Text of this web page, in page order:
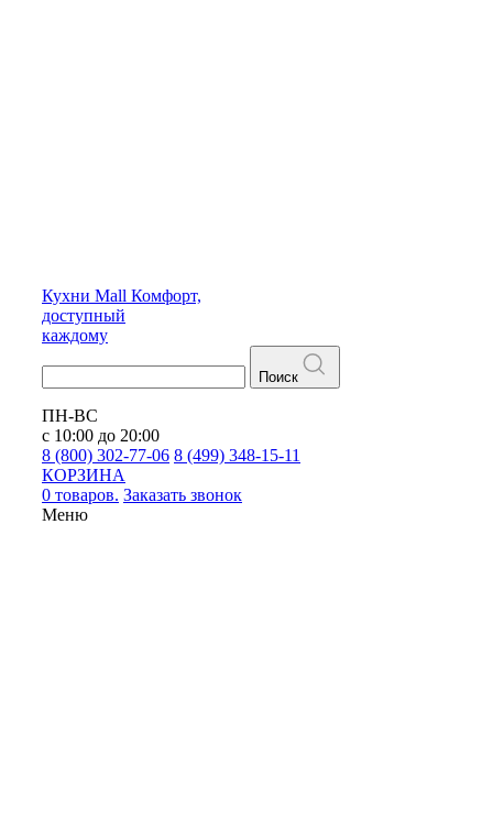
Кухни Mall Комфорт,
доступный
каждому
Поиск
ПН-ВС
с 10:00 до 20:00
8 (800) 302-77-06 8 (499) 348-15-11
КОРЗИНА
0 товаров. Заказать звонок
Меню